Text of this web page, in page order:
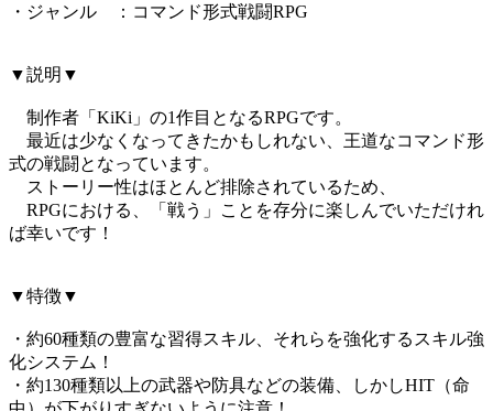
・ジャンル ：コマンド形式戦闘RPG
▼説明▼
制作者「KiKi」の1作目となるRPGです。
最近は少なくなってきたかもしれない、王道なコマンド形
式の戦闘となっています。
ストーリー性はほとんど排除されているため、
RPGにおける、「戦う」ことを存分に楽しんでいただけれ
ば幸いです！
▼特徴▼
・約60種類の豊富な習得スキル、それらを強化するスキル強
化システム！
・約130種類以上の武器や防具などの装備、しかしHIT（命